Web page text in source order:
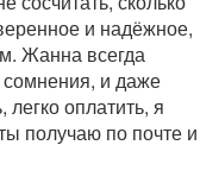
и надёжное,
Жанна всегда
сомнения, и даже
оплатить, я
получаю по почте и